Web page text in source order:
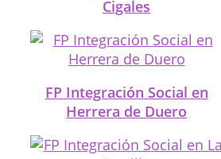
Cigales
FP Integración Social en
Herrera de Duero